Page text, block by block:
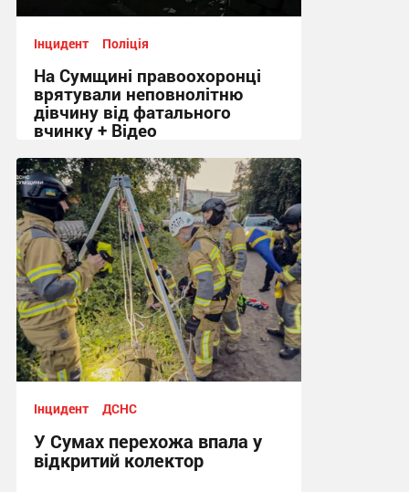
Інцидент Поліція
На Сумщині правоохоронці
врятували неповнолітню
дівчину від фатального
вчинку + Відео
17:04, 15.06.2026
Інцидент ДСНС
У Сумах перехожа впала у
відкритий колектор